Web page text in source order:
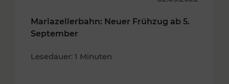
Mariazellerbahn: Neuer Frühzug ab 5.
September
Lesedauer: 1 Minuten